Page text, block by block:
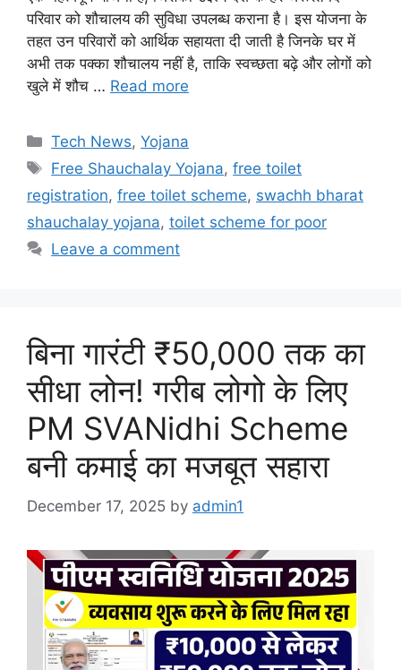
परिवार को शौचालय की सुविधा उपलब्ध कराना है। इस योजना के
तहत उन परिवारों को आर्थिक सहायता दी जाती है जिनके घर में
अभी तक पक्का शौचालय नहीं है, ताकि स्वच्छता बढ़े और लोगों को
खुले में शौच … Read more
Categories
Tech News,Yojana
Tags
Free Shauchalay Yojana,free toilet
registration, free toilet scheme, swachh bharat
shauchalay yojana, toilet scheme for poor
Leave a comment
बिना गारंटी ₹50,000 तक का
सीधा लोन! गरीब लोगो के लिए
PM SVANidhi Scheme
बनी कमाई का मजबूत सहारा
December 17, 2025 by admin1